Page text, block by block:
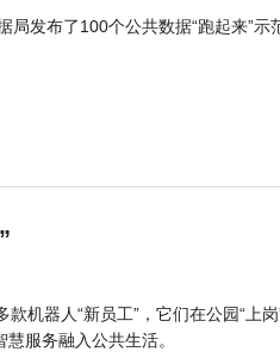
发布了100个公共数据“跑起来”
机器人“新员工”，它们在公园“上
服务融入公共生活。